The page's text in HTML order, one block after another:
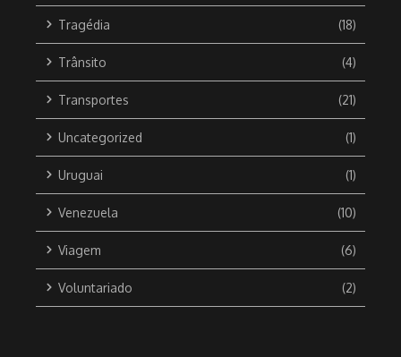
Tragédia (18)
Trânsito (4)
Transportes (21)
Uncategorized (1)
Uruguai (1)
Venezuela (10)
Viagem (6)
Voluntariado (2)